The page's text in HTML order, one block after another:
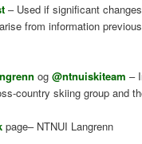
– Used if significant
from information
og @ntnuiskiteam –
country skiing group and
page– NTNUI Langrenn